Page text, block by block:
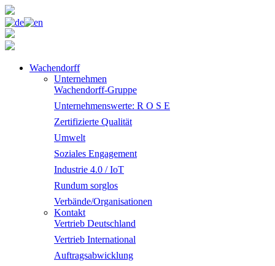
Wachendorff
Unternehmen
Wachendorff-Gruppe
Unternehmenswerte: R O S E
Zertifizierte Qualität
Umwelt
Soziales Engagement
Industrie 4.0 / IoT
Rundum sorglos
Verbände/Organisationen
Kontakt
Vertrieb Deutschland
Vertrieb International
Auftragsabwicklung